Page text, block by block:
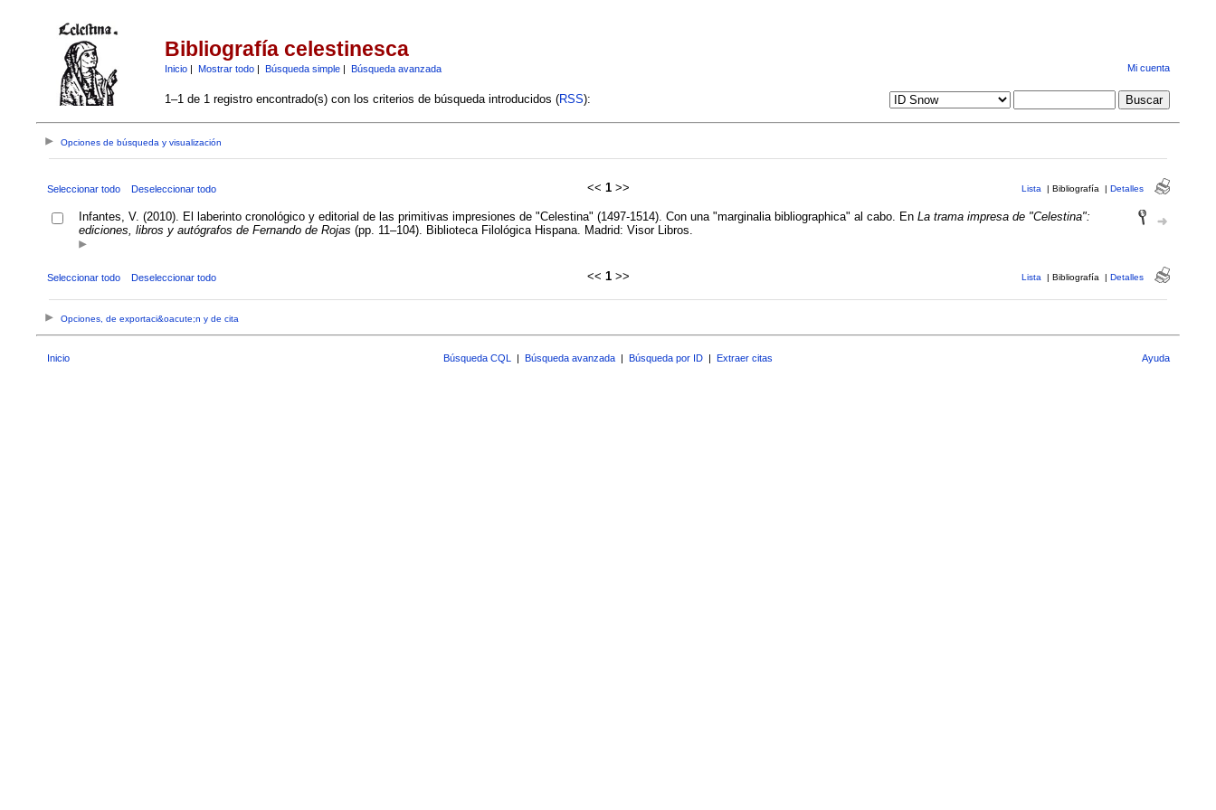
Bibliografía celestinesca
Inicio| Mostrar todo| Búsqueda simple| Búsqueda avanzada Mi cuenta
1–1 de 1 registro encontrado(s) con los criterios de búsqueda introducidos (RSS):
Opciones de búsqueda y visualización
Seleccionar todo Deseleccionar todo << 1>> Lista | Bibliografía | Detalles
Infantes, V. (2010). El laberinto cronológico y editorial de las primitivas impresiones de "Celestina" (1497-1514). Con una "marginalia bibliographica" al cabo. En La trama impresa de "Celestina":
ediciones, libros y autógrafos de Fernando de Rojas (pp. 11–104). Biblioteca Filológica Hispana. Madrid: Visor Libros.
Seleccionar todo Deseleccionar todo << 1>> Lista | Bibliografía | Detalles
Opciones, de exportaci&oacute;n y de cita
Inicio Búsqueda CQL | Búsqueda avanzada | Búsqueda por ID | Extraer citas Ayuda